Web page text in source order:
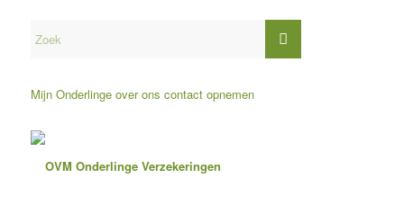
Mijn Onderlinge over ons contact opnemen